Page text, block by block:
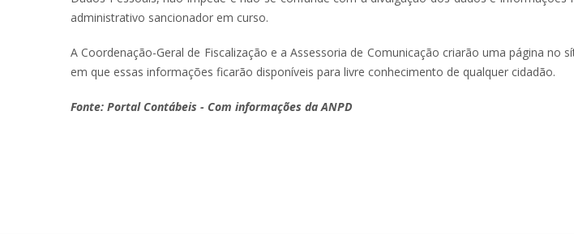
administrativo sancionador em curso.
A Coordenação-Geral de Fiscalização e a Assessoria de Comunicação criarão uma página no
em que essas informações ficarão disponíveis para livre conhecimento de qualquer cidadão.
Fonte: Portal Contábeis - Com informações da ANPD